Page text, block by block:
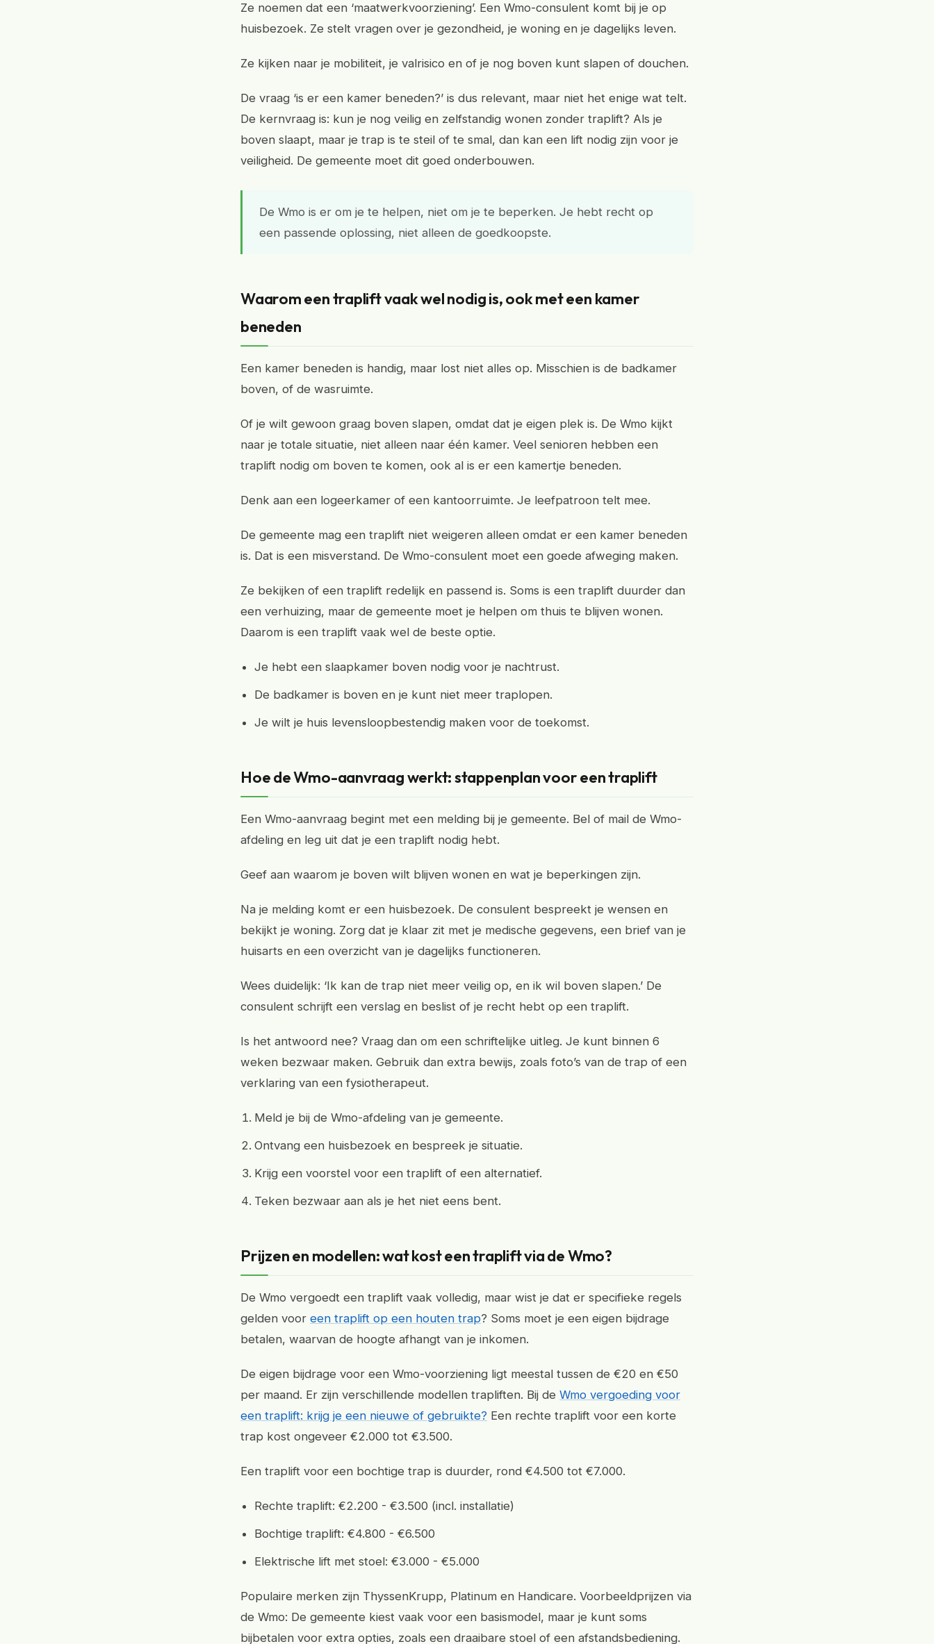
Ze noemen dat een ‘maatwerkvoorziening’. Een Wmo-consulent komt bij je op
huisbezoek. Ze stelt vragen over je gezondheid, je woning en je dagelijks leven.
Ze kijken naar je mobiliteit, je valrisico en of je nog boven kunt slapen of douchen.
De vraag ‘is er een kamer beneden?’ is dus relevant, maar niet het enige wat telt.
De kernvraag is: kun je nog veilig en zelfstandig wonen zonder traplift? Als je
boven slaapt, maar je trap is te steil of te smal, dan kan een lift nodig zijn voor je
veiligheid. De gemeente moet dit goed onderbouwen.
De Wmo is er om je te helpen, niet om je te beperken. Je hebt recht op
een passende oplossing, niet alleen de goedkoopste.
Waarom een traplift vaak wel nodig is, ook met een kamer
beneden
Een kamer beneden is handig, maar lost niet alles op. Misschien is de badkamer
boven, of de wasruimte.
Of je wilt gewoon graag boven slapen, omdat dat je eigen plek is. De Wmo kijkt
naar je totale situatie, niet alleen naar één kamer. Veel senioren hebben een
traplift nodig om boven te komen, ook al is er een kamertje beneden.
Denk aan een logeerkamer of een kantoorruimte. Je leefpatroon telt mee.
De gemeente mag een traplift niet weigeren alleen omdat er een kamer beneden
is. Dat is een misverstand. De Wmo-consulent moet een goede afweging maken.
Ze bekijken of een traplift redelijk en passend is. Soms is een traplift duurder dan
een verhuizing, maar de gemeente moet je helpen om thuis te blijven wonen.
Daarom is een traplift vaak wel de beste optie.
Je hebt een slaapkamer boven nodig voor je nachtrust.
De badkamer is boven en je kunt niet meer traplopen.
Je wilt je huis levensloopbestendig maken voor de toekomst.
Hoe de Wmo-aanvraag werkt: stappenplan voor een traplift
Een Wmo-aanvraag begint met een melding bij je gemeente. Bel of mail de Wmo-
afdeling en leg uit dat je een traplift nodig hebt.
Geef aan waarom je boven wilt blijven wonen en wat je beperkingen zijn.
Na je melding komt er een huisbezoek. De consulent bespreekt je wensen en
bekijkt je woning. Zorg dat je klaar zit met je medische gegevens, een brief van je
huisarts en een overzicht van je dagelijks functioneren.
Wees duidelijk: ‘Ik kan de trap niet meer veilig op, en ik wil boven slapen.’ De
consulent schrijft een verslag en beslist of je recht hebt op een traplift.
Is het antwoord nee? Vraag dan om een schriftelijke uitleg. Je kunt binnen 6
weken bezwaar maken. Gebruik dan extra bewijs, zoals foto’s van de trap of een
verklaring van een fysiotherapeut.
Meld je bij de Wmo-afdeling van je gemeente.
Ontvang een huisbezoek en bespreek je situatie.
Krijg een voorstel voor een traplift of een alternatief.
Teken bezwaar aan als je het niet eens bent.
Prijzen en modellen: wat kost een traplift via de Wmo?
De Wmo vergoedt een traplift vaak volledig, maar wist je dat er specifieke regels
gelden voor een traplift op een houten trap? Soms moet je een eigen bijdrage
betalen, waarvan de hoogte afhangt van je inkomen.
De eigen bijdrage voor een Wmo-voorziening ligt meestal tussen de €20 en €50
per maand. Er zijn verschillende modellen trapliften. Bij de Wmo vergoeding voor
een traplift: krijg je een nieuwe of gebruikte? Een rechte traplift voor een korte
trap kost ongeveer €2.000 tot €3.500.
Een traplift voor een bochtige trap is duurder, rond €4.500 tot €7.000.
Rechte traplift: €2.200 - €3.500 (incl. installatie)
Bochtige traplift: €4.800 - €6.500
Elektrische lift met stoel: €3.000 - €5.000
Populaire merken zijn ThyssenKrupp, Platinum en Handicare. Voorbeeldprijzen via
de Wmo: De gemeente kiest vaak voor een basismodel, maar je kunt soms
bijbetalen voor extra opties, zoals een draaibare stoel of een afstandsbediening.